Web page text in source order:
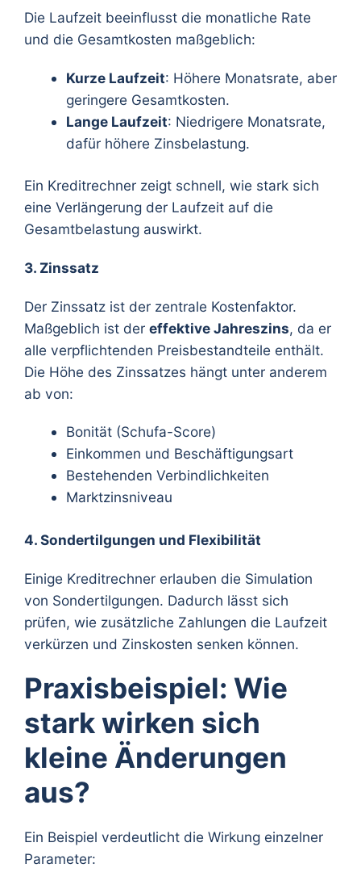
Die Laufzeit beeinflusst die monatliche Rate
und die Gesamtkosten maßgeblich:
Kurze Laufzeit: Höhere Monatsrate, aber
geringere Gesamtkosten.
Lange Laufzeit: Niedrigere Monatsrate,
dafür höhere Zinsbelastung.
Ein Kreditrechner zeigt schnell, wie stark sich
eine Verlängerung der Laufzeit auf die
Gesamtbelastung auswirkt.
3. Zinssatz
Der Zinssatz ist der zentrale Kostenfaktor.
Maßgeblich ist der effektive Jahreszins, da er
alle verpflichtenden Preisbestandteile enthält.
Die Höhe des Zinssatzes hängt unter anderem
ab von:
Bonität (Schufa-Score)
Einkommen und Beschäftigungsart
Bestehenden Verbindlichkeiten
Marktzinsniveau
4. Sondertilgungen und Flexibilität
Einige Kreditrechner erlauben die Simulation
von Sondertilgungen. Dadurch lässt sich
prüfen, wie zusätzliche Zahlungen die Laufzeit
verkürzen und Zinskosten senken können.
Praxisbeispiel: Wie
stark wirken sich
kleine Änderungen
aus?
Ein Beispiel verdeutlicht die Wirkung einzelner
Parameter: